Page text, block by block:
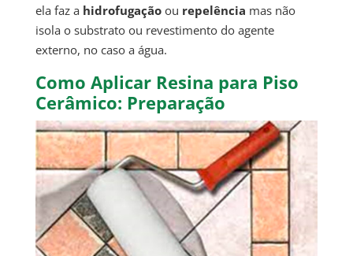
ela faz a hidrofugaçãoou repelência mas não
isola o substrato ou revestimento do agente
externo, no caso a água.
Como Aplicar Resina para Piso
Cerâmico: Preparação